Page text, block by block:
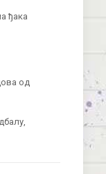
ђака
од